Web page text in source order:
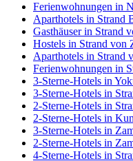
Ferienwohnungen in
Aparthotels in Strand
Gasthäuser in Strand
Hostels in Strand von
Aparthotels in Strand
Ferienwohnungen in
3-Sterne-Hotels in
3-Sterne-Hotels in
2-Sterne-Hotels in
2-Sterne-Hotels in
3-Sterne-Hotels in
2-Sterne-Hotels in
4-Sterne-Hotels in